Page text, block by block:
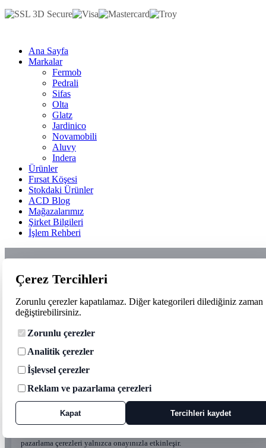
Ana Sayfa
Markalar
Fermob
Pedrali
Sifas
Olta
Glatz
Jardinico
Novamobili
Aluvy
Indera
Ürünler
Fırsat Köşesi
Stokdaki Ürünler
ACD Blog
Mağazalarımız
Şirket Bilgileri
İşlem Rehberi
Çerez tercihleri
pazarlama çerezleri yalnızca onayınızla etkinleşir.
Çerez Tercihleri
Zorunlu çerezler kapatılamaz. Diğer kategorileri dilediğiniz zaman
değiştirebilirsiniz.
Zorunlu çerezler
Analitik çerezler
İşlevsel çerezler
Reklam ve pazarlama çerezleri
Kapat Tercihleri kaydet